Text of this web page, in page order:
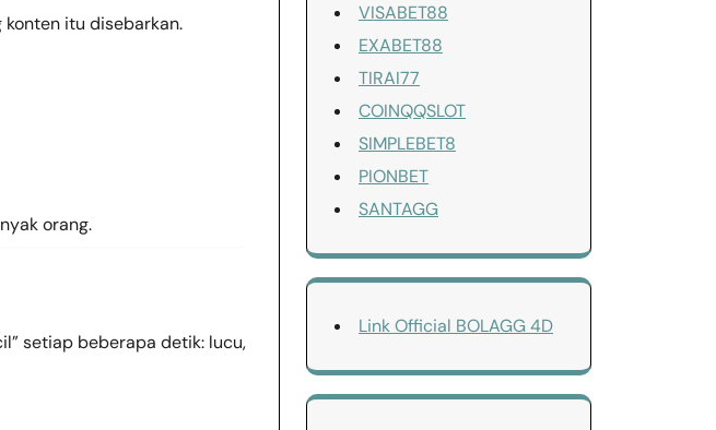
itu disebarkan.
orang.
setiap beberapa detik: lucu,
VISABET88
EXABET88
TIRAI77
COINQQSLOT
SIMPLEBET8
PIONBET
SANTAGG
Link Official BOLAGG 4D